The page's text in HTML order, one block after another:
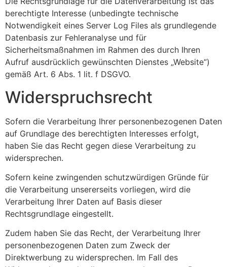
berechtigte Interesse (unbedingte technische
Notwendigkeit eines Server Log Files als grundlegende
Datenbasis zur Fehleranalyse und für
Sicherheitsmaßnahmen im Rahmen des durch Ihren
Aufruf ausdrücklich gewünschten Dienstes „Website“)
gemäß Art. 6 Abs. 1 lit. f DSGVO.
Widerspruchsrecht
Sofern die Verarbeitung Ihrer personenbezogenen Daten
auf Grundlage des berechtigten Interesses erfolgt,
haben Sie das Recht gegen diese Verarbeitung zu
widersprechen.
Sofern keine zwingenden schutzwürdigen Gründe für
die Verarbeitung unsererseits vorliegen, wird die
Verarbeitung Ihrer Daten auf Basis dieser
Rechtsgrundlage eingestellt.
Zudem haben Sie das Recht, der Verarbeitung Ihrer
personenbezogenen Daten zum Zweck der
Direktwerbung zu widersprechen. Im Fall des